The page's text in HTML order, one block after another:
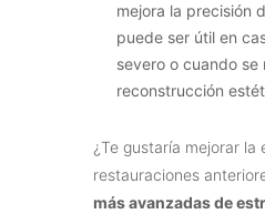
mejora la precisión
puede ser útil en
severo o cuando se
reconstrucción
¿Te gustaría mejorar
restauraciones
más avanzadas de